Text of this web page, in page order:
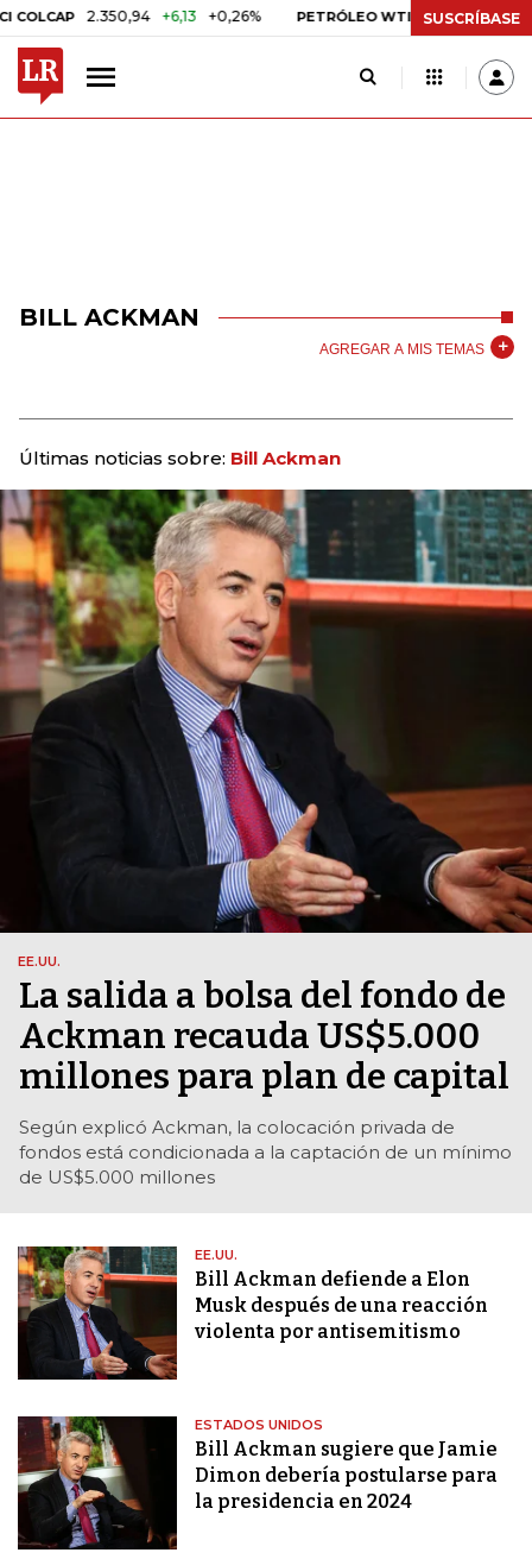
2.350,94 +6,13 +0,26% PETRÓLEO WTI US$ 78,01 US$
SUSCRÍBASE
BILL ACKMAN
AGREGAR A MIS TEMAS
Últimas noticias sobre: Bill Ackman
EE.UU.
La salida a bolsa del fondo de
Ackman recauda US$5.000
millones para plan de capital
Según explicó Ackman, la colocación privada de
fondos está condicionada a la captación de un mínimo
de US$5.000 millones
EE.UU.
Bill Ackman defiende a Elon
Musk después de una reacción
violenta por antisemitismo
ESTADOS UNIDOS
Bill Ackman sugiere que Jamie
Dimon debería postularse para
la presidencia en 2024